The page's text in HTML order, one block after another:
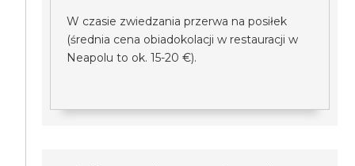
W czasie zwiedzania przerwa na posiłek
(średnia cena obiadokolacji w restauracji w
Neapolu to ok. 15-20 €).